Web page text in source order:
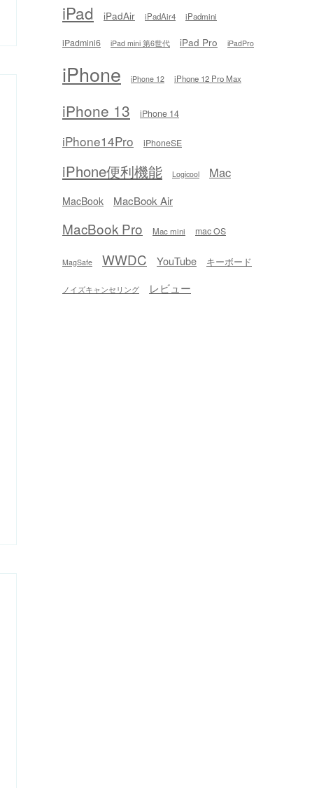
iPad iPadAir iPadAir4 iPadmini
iPadmini6 iPad mini 第6世代 iPad Pro iPadPro
iPhone iPhone 12 iPhone 12 Pro Max
iPhone 13 iPhone 14
iPhone14Pro iPhoneSE
iPhone便利機能 Logicool Mac
MacBook MacBook Air
MacBook Pro Mac mini mac OS
MagSafe WWDC YouTube キーボード
ノイズキャンセリング レビュー